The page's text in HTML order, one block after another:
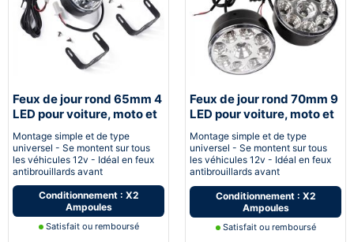
Feux de jour rond 65mm 4
LED pour voiture, moto et
Montage simple et de type
universel - Se montent sur tous
les véhicules 12v - Idéal en feux
antibrouillards avant
Conditionnement : X2
Ampoules
Satisfait ou remboursé
Feux de jour rond 70mm 9
LED pour voiture, moto et
Montage simple et de type
universel - Se montent sur tous
les véhicules 12v - Idéal en feux
antibrouillards avant
Conditionnement : X2
Ampoules
Satisfait ou remboursé